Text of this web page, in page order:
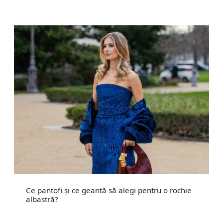
Ce pantofi și ce geantă să alegi pentru o rochie
albastră?